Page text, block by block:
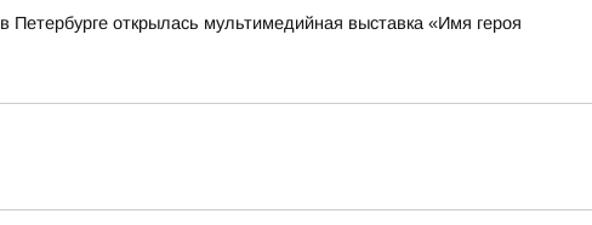
открылась мультимедийная выставка «Имя героя